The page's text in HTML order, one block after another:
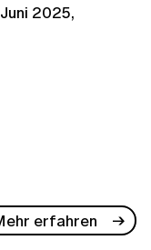
2025,
erfahren